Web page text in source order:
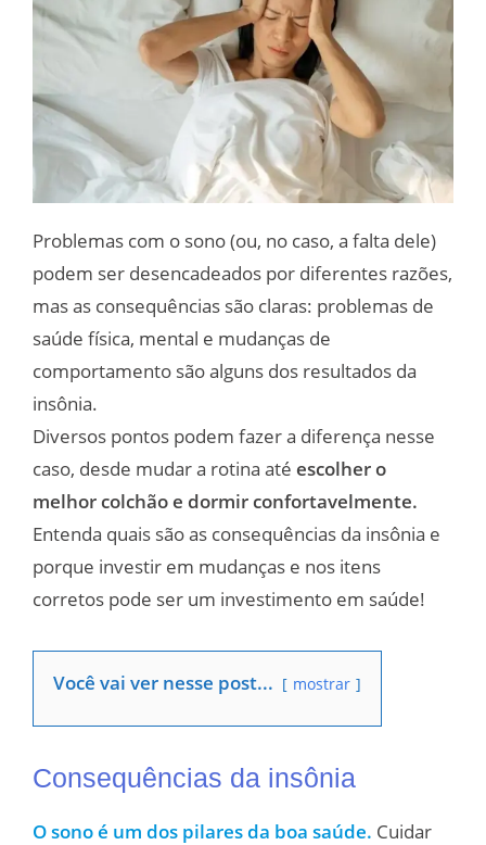
Problemas com o sono (ou, no caso, a falta dele)
podem ser desencadeados por diferentes razões,
mas as consequências são claras: problemas de
saúde física, mental e mudanças de
comportamento são alguns dos resultados da
insônia.
Diversos pontos podem fazer a diferença nesse
caso, desde mudar a rotina até escolher o
melhor colchão e dormir confortavelmente.
Entenda quais são as consequências da insônia e
porque investir em mudanças e nos itens
corretos pode ser um investimento em saúde!
Você vai ver nesse post... mostrar
Consequências da insônia
O sono é um dos pilares da boa saúde. Cuidar